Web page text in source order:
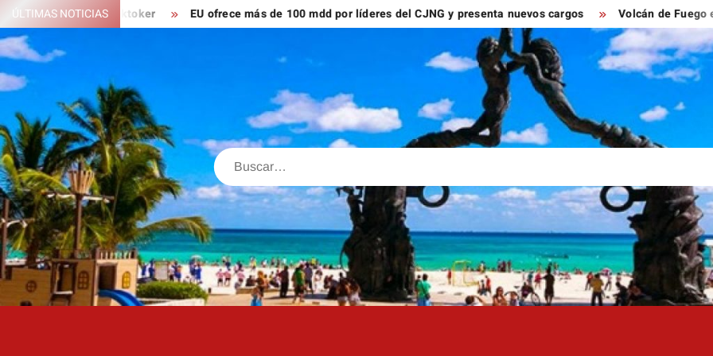
Saltar
al
contenido
ÚLTIMAS NOTICIAS
ahora es tiktoker EU ofrece más de 100 mdd por líderes del CJNG y presenta nuevos cargos Volcán de Fuego entra en
Buscar